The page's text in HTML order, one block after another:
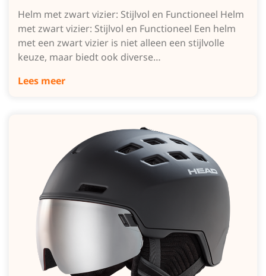
Helm met zwart vizier: Stijlvol en Functioneel Helm
met zwart vizier: Stijlvol en Functioneel Een helm
met een zwart vizier is niet alleen een stijlvolle
keuze, maar biedt ook diverse…
Lees meer